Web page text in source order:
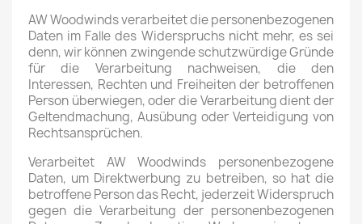
AW Woodwinds verarbeitet die personenbezogenen
Daten im Falle des Widerspruchs nicht mehr, es sei
denn, wir können zwingende schutzwürdige Gründe
für die Verarbeitung nachweisen, die den
Interessen, Rechten und Freiheiten der betroffenen
Person überwiegen, oder die Verarbeitung dient der
Geltendmachung, Ausübung oder Verteidigung von
Rechtsansprüchen.
Verarbeitet AW Woodwinds personenbezogene
Daten, um Direktwerbung zu betreiben, so hat die
betroffene Person das Recht, jederzeit Widerspruch
gegen die Verarbeitung der personenbezogenen